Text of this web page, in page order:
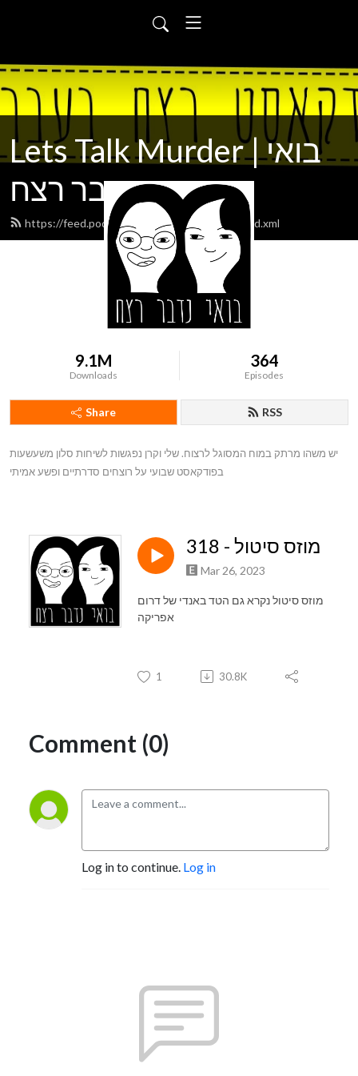
Lets Talk Murder | בואי
נדבר רצח
https://feed.podbean.com/letstalkmurder/feed.xml
9.1M
Downloads
364
Episodes
Share RSS
יש משהו מרתק במוח המסוגל לרצוח. שלי וקרן נפגשות לשיחות סלון משעשעות
בפודקאסט שבועי על רוצחים סדרתיים ופשע אמיתי
318 - מוזס סיטול
Mar 26, 2023
מוזס סיטול נקרא גם הטד באנדי של דרום
אפריקה
1 30.8K
Comment (0)
Log in to continue. Log in